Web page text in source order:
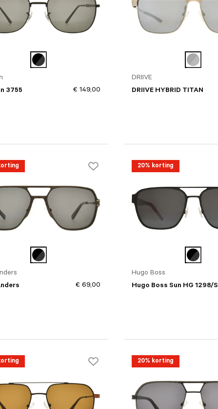
3755
€ 149,00
DRIIVE
DRIIVE HYBRID TITAN
€ 69,00
20% korting
Hugo Boss
Hugo Boss Sun HG 1298/S
20% korting